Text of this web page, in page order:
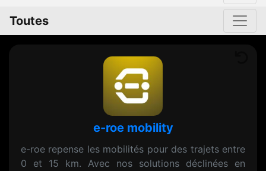
Toutes
e-roe mobility
e-roe repense les mobilités pour des trajets entre
0 et 15 km. Avec nos solutions déclinées en